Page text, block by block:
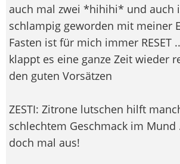
auch mal zwei *hihihi* und auch
schlampig geworden mit meiner
Fasten ist für mich immer RESET
klappt es eine ganze Zeit wieder
den guten Vorsätzen
ZESTI: Zitrone lutschen hilft
schlechtem Geschmack im Mund
doch mal aus!